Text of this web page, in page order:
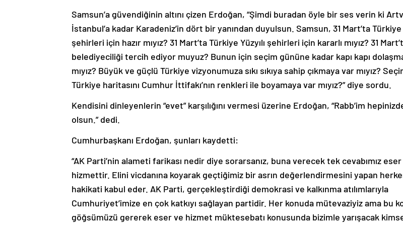
Samsun’a güvendiğinin altını çizen Erdoğan, “Şimdi buradan öyle bir ses verin ki
İstanbul’a kadar Karadeniz’in dört bir yanından duyulsun. Samsun, 31 Mart’ta Türkiye
şehirleri için hazır mıyız? 31 Mart’ta Türkiye Yüzyılı şehirleri için kararlı mıyız? 31
belediyeciliği tercih ediyor muyuz? Bunun için seçim gününe kadar kapı kapı
mıyız? Büyük ve güçlü Türkiye vizyonumuza sıkı sıkıya sahip çıkmaya var mıyız?
Türkiye haritasını Cumhur İttifakı’nın renkleri ile boyamaya var mıyız?” diye sordu.
Kendisini dinleyenlerin “evet” karşılığını vermesi üzerine Erdoğan, “Rabb’im
olsun.” dedi.
Cumhurbaşkanı Erdoğan, şunları kaydetti:
“AK Parti’nin alameti farikası nedir diye sorarsanız, buna verecek tek cevabımız
hizmettir. Elini vicdanına koyarak geçtiğimiz bir asrın değerlendirmesini yapan
hakikati kabul eder. AK Parti, gerçekleştirdiği demokrasi ve kalkınma atılımlarıyla
Cumhuriyet’imize en çok katkıyı sağlayan partidir. Her konuda mütevaziyiz ama bu
göğsümüzü gererek eser ve hizmet müktesebatı konusunda bizimle yarışacak